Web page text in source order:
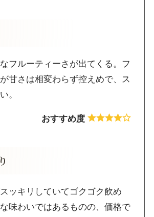
フルーティーさが出てくる。フ
甘さは相変わらず控えめで、ス
。
おすすめ度
ッキリしていてゴクゴク飲め
味わいではあるものの、価格で